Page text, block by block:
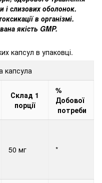
і слизових оболонок.
в організмі.
якість GMP.
капсул в упаковці.
капсула
Склад 1
порції
%
Добової
потреби
50 мг *